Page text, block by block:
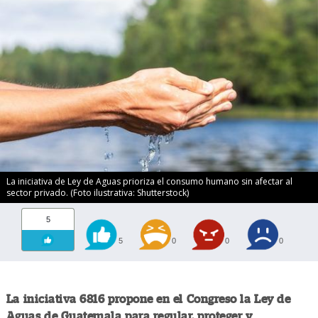
La iniciativa de Ley de Aguas prioriza el consumo humano sin afectar al
sector privado. (Foto ilustrativa: Shutterstock)
5
5 0 0 0
La iniciativa 6816 propone en el Congreso la Ley de